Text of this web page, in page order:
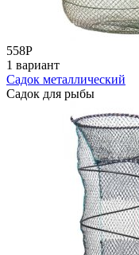
558Р
1 вариант
Садок металлический
Садок для рыбы